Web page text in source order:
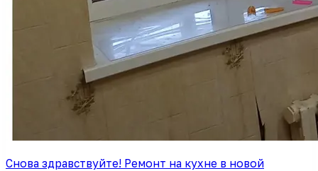
Снова здравствуйте! Ремонт на кухне в новой